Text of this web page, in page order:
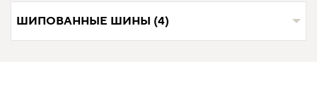
ШИПОВАННЫЕ ШИНЫ (4)